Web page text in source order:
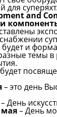
для суперяхт.
and
и
темы
будет
– это день
– День
мая– День